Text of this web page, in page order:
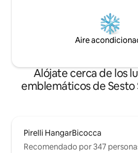
Aire
Alójate cerca de los
emblemáticos de Sesto
Pirelli HangarBicocca
Recomendado por 347